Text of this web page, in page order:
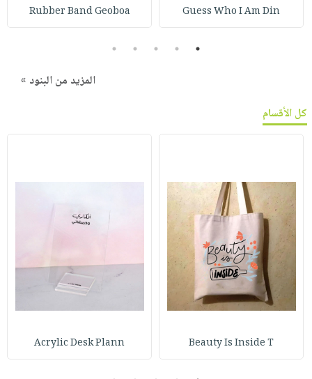
Guess Who I Am Din
Rubber Band Geoboa
1
2
3
4
5
المزيد من البنود »
كل الأقسام
Beauty Is Inside T
Acrylic Desk Plann